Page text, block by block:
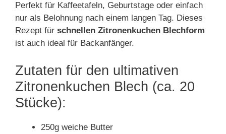
Perfekt für Kaffeetafeln, Geburtstage oder einfach
nur als Belohnung nach einem langen Tag. Dieses
Rezept für schnellen Zitronenkuchen Blechform
ist auch ideal für Backanfänger.
Zutaten für den ultimativen
Zitronenkuchen Blech (ca. 20
Stücke):
250g weiche Butter